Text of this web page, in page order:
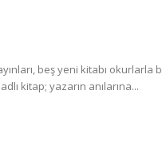
beş yeni kitabı
kitap; yazarın anılarına...